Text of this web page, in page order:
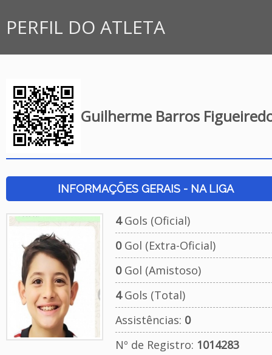
PERFIL DO ATLETA
Guilherme Barros
INFORMAÇÕES GERAIS - NA LIGA
4Gols (Oficial)
0Gol (Extra-Oficial)
0Gol (Amistoso)
4Gols (Total)
Assistências: 0
Nº de Registro: 1014283